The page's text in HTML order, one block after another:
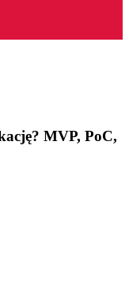
MVP, PoC,